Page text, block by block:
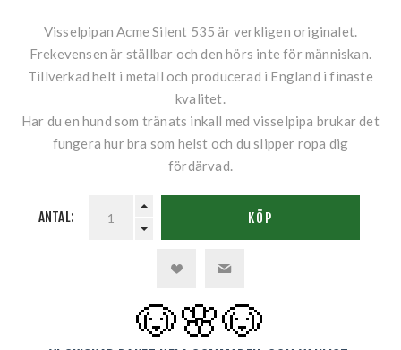
Visselpipan Acme Silent 535 är verkligen originalet.
Frekevensen är ställbar och den hörs inte för människan.
Tillverkad helt i metall och producerad i England i finaste
kvalitet.
Har du en hund som tränats inkall med visselpipa brukar det
fungera hur bra som helst och du slipper ropa dig
fördärvad.
ANTAL: KÖP
🐶🌸🐶